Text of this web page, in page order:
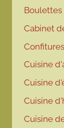
Boulettes
Cabinet
Cuisine
Cuisine
Cuisine
Cuisine